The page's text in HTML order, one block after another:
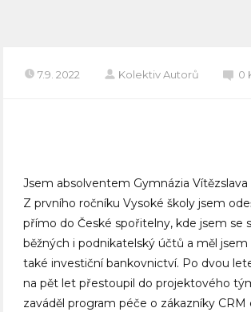
7.9. 2022 Kolektiv Autorů 0
Jsem absolventem Gymnázia Vítězslava
Z prvního ročníku Vysoké školy jsem
přímo do České spořitelny, kde jsem se
běžných i podnikatelský účtů a měl jsem
také investiční bankovnictví. Po dvou
na pět let přestoupil do projektového
zaváděl program péče o zákazníky CRM